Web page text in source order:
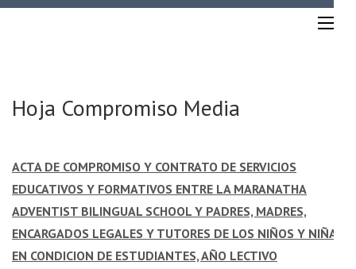
Saltar
Hoja Compromiso Media
ACTA DE COMPROMISO Y CONTRATO DE SERVICIOS
EDUCATIVOS Y FORMATIVOS ENTRE LA MARANATHA
ADVENTIST BILINGUAL SCHOOL Y PADRES, MADRES,
ENCARGADOS LEGALES Y TUTORES DE LOS NIÑOS Y NIÑAS
EN CONDICION DE ESTUDIANTES, AÑO LECTIVO